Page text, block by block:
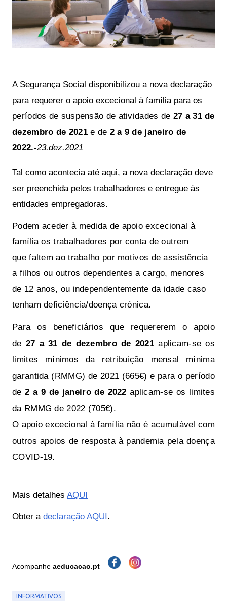
A Segurança Social disponibilizou a nova declaração
períodos de suspensão de atividades de 27 a 31 de
dezembro de 2021e de 2 a 9 de janeiro de
2022.-23.dez.2021
Tal como acontecia até aqui, a nova declaração deve
ser preenchida pelos trabalhadores e entregue às
entidades empregadoras.
Podem aceder à medida de apoio excecional à
família os trabalhadores por conta de outrem
que faltem ao trabalho por motivos de assistência
a filhos ou outros dependentes a cargo, menores
de 12 anos, ou independentemente da idade caso
tenham deficiência/doença crónica.
Para os beneficiários que requererem o apoio
de 27 a 31 de dezembro de 2021 aplicam-se os
limites mínimos da retribuição mensal mínima
garantida (RMMG) de 2021 (665€) e para o período
de2 a 9 de janeiro de 2022 aplicam-se os limites
da RMMG de 2022 (705€).
O apoio excecional à família não é acumulável com
outros apoios de resposta à pandemia pela doença
COVID-19.
Mais detalhes AQUI
Obter a declaração AQUI.
Acompanhe aeducacao.pt
INFORMATIVOS